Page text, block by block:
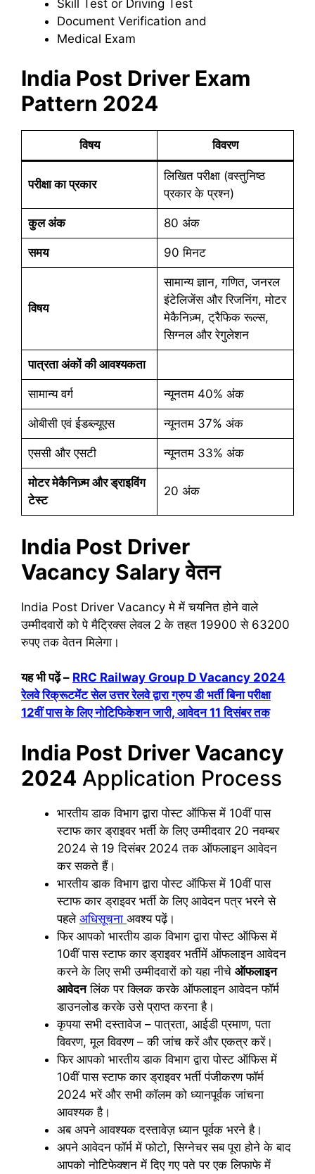
Skill Test or Driving Test
Document Verification and
Medical Exam
India Post Driver Exam
Pattern 2024
विषय विवरण
परीक्षा का प्रकार
लिखित परीक्षा (वस्तुनिष्ठ
प्रकार के प्रश्न)
कुल अंक 80 अंक
समय 90 मिनट
विषय
सामान्य ज्ञान, गणित, जनरल
इंटेलिजेंस और रिजनिंग, मोटर
मेकैनिज़्म, ट्रैफिक रूल्स,
सिग्नल और रेगुलेशन
पात्रता अंकों की आवश्यकता
सामान्य वर्ग न्यूनतम 40% अंक
ओबीसी एवं ईडब्ल्यूएस न्यूनतम 37% अंक
एससी और एसटी न्यूनतम 33% अंक
मोटर मेकैनिज़्म और ड्राइविंग
टेस्ट
20 अंक
India Post Driver
Vacancy Salary वेतन
India Post Driver Vacancy मे में चयनित होने वाले
उम्मीदवारों को पे मैट्रिक्स लेवल 2 के तहत 19900 से 63200
रुपए तक वेतन मिलेगा।
यह भी पढ़ें – RRC Railway Group D Vacancy 2024
रेलवे रिक्रूटमेंट सेल उत्तर रेलवे द्वारा ग्रुप डी भर्ती बिना परीक्षा
12वीं पास के लिए नोटिफिकेशन जारी, आवेदन 11 दिसंबर तक
India Post Driver Vacancy
2024 Application Process
भारतीय डाक विभाग द्वारा पोस्ट ऑफिस में 10वीं पास
स्टाफ कार ड्राइवर भर्ती के लिए उम्मीदवार 20 नवम्बर
2024 से 19 दिसंबर 2024 तक ऑफलाइन आवेदन
कर सकते हैं।
भारतीय डाक विभाग द्वारा पोस्ट ऑफिस में 10वीं पास
स्टाफ कार ड्राइवर भर्ती के लिए आवेदन पत्र भरने से
पहले अधिसूचना अवश्य पढ़ें।
फिर आपको भारतीय डाक विभाग द्वारा पोस्ट ऑफिस में
10वीं पास स्टाफ कार ड्राइवर भर्तीमें ऑफलाइन आवेदन
करने के लिए सभी उम्मीदवारों को यहा नीचे ऑफलाइन
आवेदनलिंक पर क्लिक करके ऑफलाइन आवेदन फॉर्म
डाउनलोड करके उसे प्राप्त करना है।
कृपया सभी दस्तावेज – पात्रता, आईडी प्रमाण, पता
विवरण, मूल विवरण – की जांच करें और एकत्र करें।
फिर आपको भारतीय डाक विभाग द्वारा पोस्ट ऑफिस में
10वीं पास स्टाफ कार ड्राइवर भर्ती पंजीकरण फॉर्म
2024 भरें और सभी कॉलम को ध्यानपूर्वक जांचना
आवश्यक है।
अब अपने आवश्यक दस्तावेज़ ध्यान पूर्वक भरने है।
अपने आवेदन फॉर्म में फोटो, सिग्नेचर सब पूरा होने के बाद
आपको नोटिफेक्शन में दिए गए पते पर एक लिफाफे में